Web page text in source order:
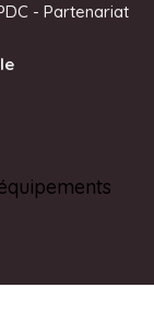
- Partenariat